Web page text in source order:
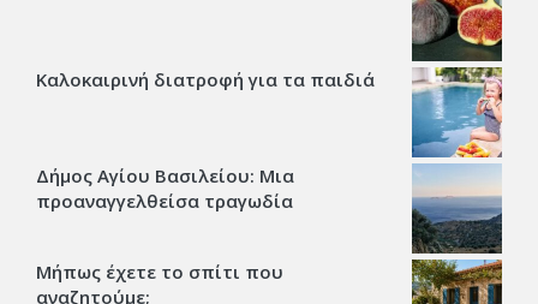
Καλοκαιρινή διατροφή για τα παιδιά
Δήμος Αγίου Βασιλείου: Μια
προαναγγελθείσα τραγωδία
Μήπως έχετε το σπίτι που
αναζητούμε;